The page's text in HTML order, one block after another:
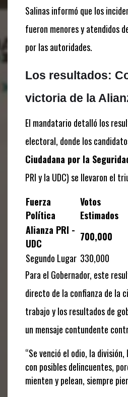
Salinas informó que los
fueron menores y atendidos
por las autoridades.
Los resultados:
victoria de la
El mandatario detalló los
electoral, donde los
Ciudadana por la
PRI y la UDC) se llevaron el
Fuerza
Política
Votos
Estimados
Alianza PRI -
UDC
700,000
Segundo Lugar 330,000
Para el Gobernador, este
directo de la confianza de la
trabajo y los resultados de
un mensaje contundente
“Se venció el odio, la
con posibles delincuentes,
mienten y pelean, siempre